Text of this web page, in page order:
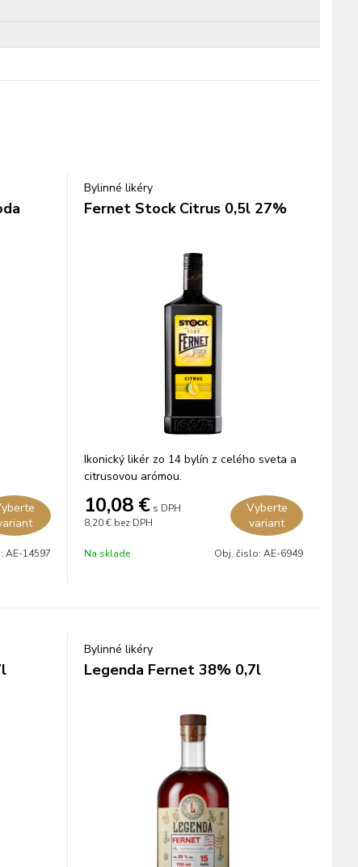
AE-14597
Bylinné likéry
Fernet Stock Citrus 0,5l 27%
Ikonický likér zo 14 bylín z celého sveta a
citrusovou arómou.
10,08 € s DPH
8,20 € bez DPH
Vyberte
variant
Na sklade Obj. čislo: AE-6949
Bylinné likéry
Legenda Fernet 38% 0,7l